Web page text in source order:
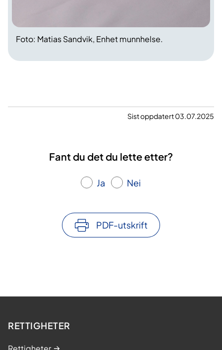
Foto: Matias Sandvik, Enhet munnhelse.
Sist oppdatert 03.07.2025
Fant du det du lette etter?
Ja Nei
PDF-utskrift
RETTIGHETER